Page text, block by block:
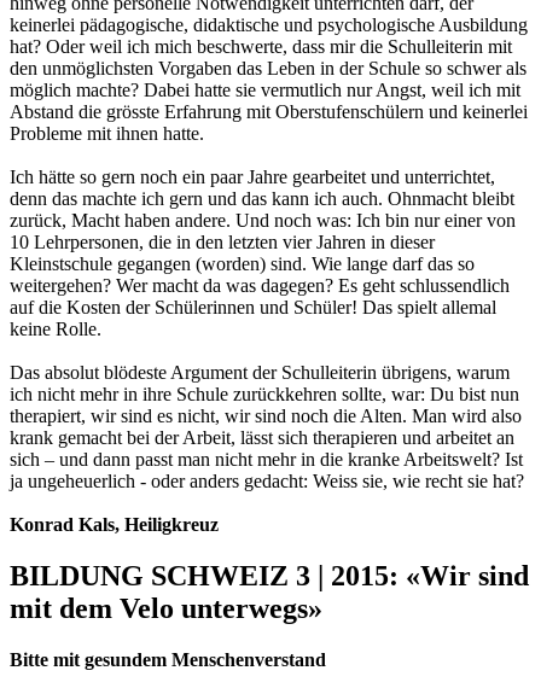
keinerlei pädagogische, didaktische und psychologische Ausbildung
hat? Oder weil ich mich beschwerte, dass mir die Schulleiterin mit
den unmöglichsten Vorgaben das Leben in der Schule so schwer als
möglich machte? Dabei hatte sie vermutlich nur Angst, weil ich mit
Abstand die grösste Erfahrung mit Oberstufenschülern und keinerlei
Probleme mit ihnen hatte.
Ich hätte so gern noch ein paar Jahre gearbeitet und unterrichtet,
denn das machte ich gern und das kann ich auch. Ohnmacht bleibt
zurück, Macht haben andere. Und noch was: Ich bin nur einer von
10 Lehrpersonen, die in den letzten vier Jahren in dieser
Kleinstschule gegangen (worden) sind. Wie lange darf das so
weitergehen? Wer macht da was dagegen? Es geht schlussendlich
auf die Kosten der Schülerinnen und Schüler! Das spielt allemal
keine Rolle.
Das absolut blödeste Argument der Schulleiterin übrigens, warum
ich nicht mehr in ihre Schule zurückkehren sollte, war: Du bist nun
therapiert, wir sind es nicht, wir sind noch die Alten. Man wird also
krank gemacht bei der Arbeit, lässt sich therapieren und arbeitet an
sich – und dann passt man nicht mehr in die kranke Arbeitswelt? Ist
ja ungeheuerlich - oder anders gedacht: Weiss sie, wie recht sie hat?
Konrad Kals, Heiligkreuz
BILDUNG SCHWEIZ 3 | 2015: «Wir sind
mit dem Velo unterwegs»
Bitte mit gesundem Menschenverstand